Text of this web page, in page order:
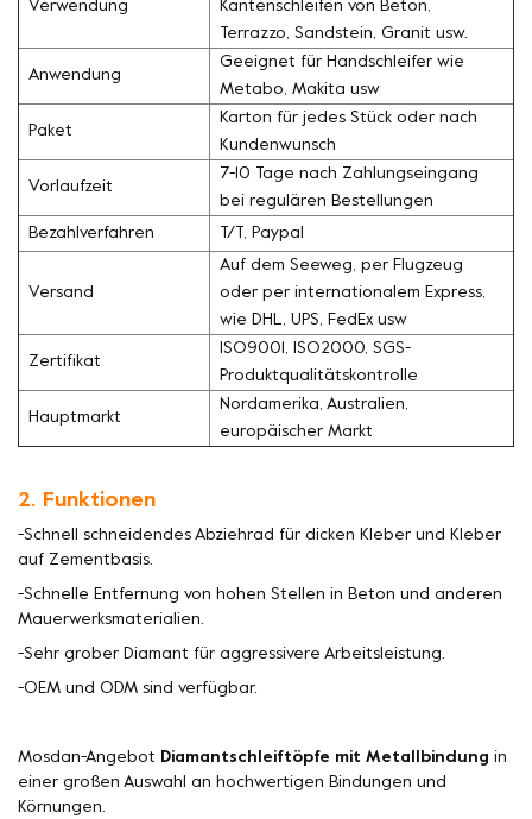
Verwendung
Kantenschleifen von Beton,
Terrazzo, Sandstein, Granit usw.
Anwendung
Geeignet für Handschleifer wie
Metabo, Makita usw
Paket
Karton für jedes Stück oder nach
Kundenwunsch
Vorlaufzeit
7-10 Tage nach Zahlungseingang
bei regulären Bestellungen
Bezahlverfahren T/T, Paypal
Versand
Auf dem Seeweg, per Flugzeug
oder per internationalem Express,
wie DHL, UPS, FedEx usw
Zertifikat
ISO9001, ISO2000, SGS-
Produktqualitätskontrolle
Hauptmarkt
Nordamerika, Australien,
europäischer Markt
2. Funktionen
-Schnell schneidendes Abziehrad für dicken Kleber und Kleber
auf Zementbasis.
-Schnelle Entfernung von hohen Stellen in Beton und anderen
Mauerwerksmaterialien.
-Sehr grober Diamant für aggressivere Arbeitsleistung.
-OEM und ODM sind verfügbar.
Mosdan-Angebot Diamantschleiftöpfe mit Metallbindung in
einer großen Auswahl an hochwertigen Bindungen und
Körnungen.